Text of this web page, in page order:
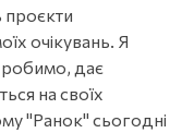
проєкти
очікувань. Я
робимо, дає
на своїх
"Ранок" сьогодні